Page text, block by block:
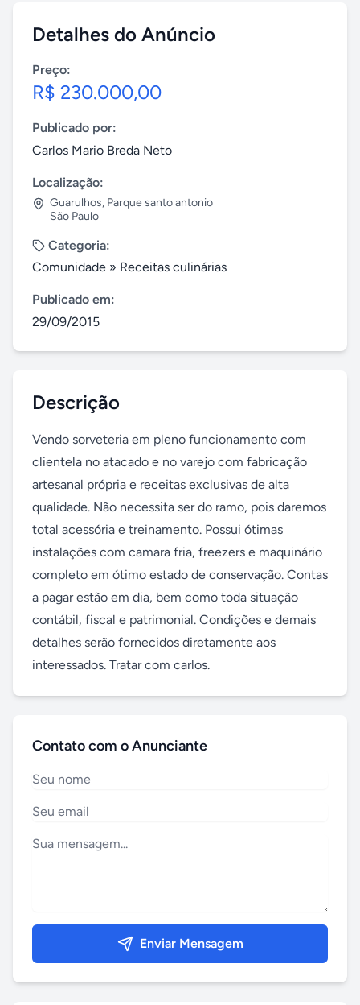
Detalhes do Anúncio
Preço:
R$ 230.000,00
Publicado por:
Carlos Mario Breda Neto
Localização:
Guarulhos, Parque santo antonio
São Paulo
Categoria:
Comunidade » Receitas culinárias
Publicado em:
29/09/2015
Descrição
Vendo sorveteria em pleno funcionamento com
clientela no atacado e no varejo com fabricação
artesanal própria e receitas exclusivas de alta
qualidade. Não necessita ser do ramo, pois daremos
total acessória e treinamento. Possui ótimas
instalações com camara fria, freezers e maquinário
completo em ótimo estado de conservação. Contas
a pagar estão em dia, bem como toda situação
contábil, fiscal e patrimonial. Condições e demais
detalhes serão fornecidos diretamente aos
interessados. Tratar com carlos.
Contato com o Anunciante
Enviar Mensagem